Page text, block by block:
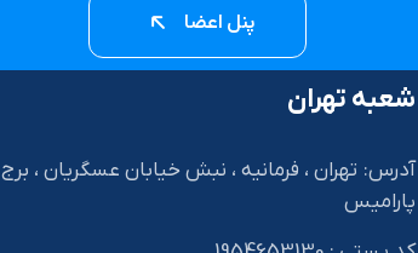
پنل اعضا
شعبه تهران
آدرس: تهران ، فرمانیه ، نبش خیابان عسگریان ، برج
پارامیس